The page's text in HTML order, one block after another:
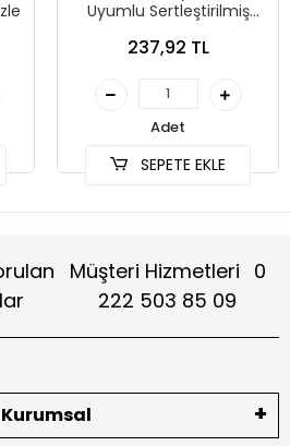
Uyumlu Sertleştirilmiş
237,92 TL
Adet
SEPETE EKLE
Müşteri Hizmetleri 0
222 503 85 09
Kurumsal